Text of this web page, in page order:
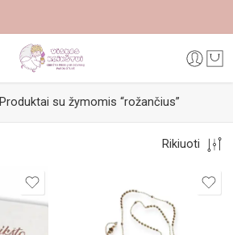
Produktai su žymomis “rožančius”
Rikiuoti